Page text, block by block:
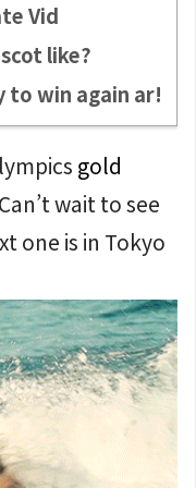
Vid
like?
to win again ar!
gold
wait to see
one is in Tokyo